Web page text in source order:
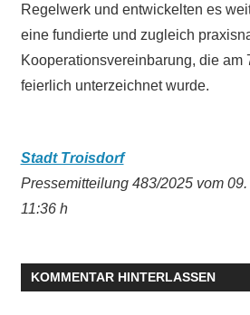
Regelwerk und entwickelten es
eine fundierte und zugleich
Kooperationsvereinbarung, die am
feierlich unterzeichnet wurde.
Stadt Troisdorf
Pressemitteilung 483/2025 vom 09.
11:36 h
KOMMENTAR HINTERLASSEN